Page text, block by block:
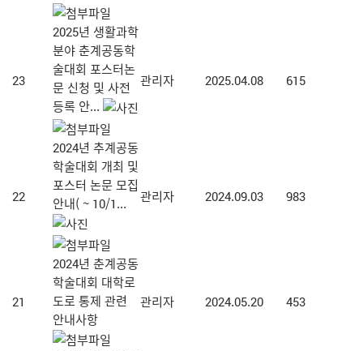
23
2025년 생활과학
분야 춘계공동학
술대회 포스터논
문 신청 및 사전
등록 안...
관리자 2025.04.08 615
22
2024년 추계공동
학술대회 개최 및
포스터 논문 모집
안내( ~ 10/1...
관리자 2024.09.03 983
21
2024년 춘계공동
학술대회 대학로
도로 통제 관련
안내사항
관리자 2024.05.20 453